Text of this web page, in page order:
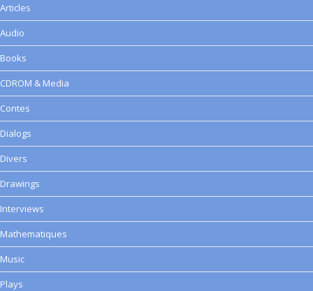
Articles
Audio
Books
CDROM & Media
Contes
Dialogs
Divers
Drawings
Interviews
Mathematiques
Music
Plays